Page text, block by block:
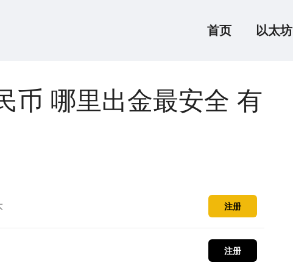
首页 以太坊
币 哪里出金最安全 有
注册
注册